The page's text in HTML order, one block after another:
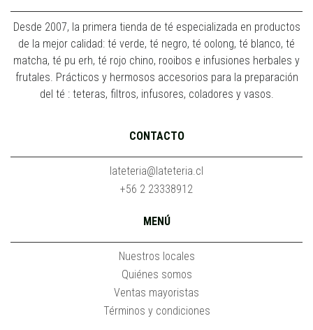
Desde 2007, la primera tienda de té especializada en productos
de la mejor calidad: té verde, té negro, té oolong, té blanco, té
matcha, té pu erh, té rojo chino, rooibos e infusiones herbales y
frutales. Prácticos y hermosos accesorios para la preparación
del té : teteras, filtros, infusores, coladores y vasos.
CONTACTO
lateteria@lateteria.cl
+56 2 23338912
MENÚ
Nuestros locales
Quiénes somos
Ventas mayoristas
Términos y condiciones